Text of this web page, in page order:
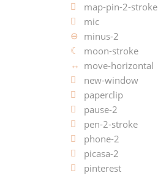
map-pin-2-stroke
mic
minus-2
moon-stroke
move-horizontal
new-window
paperclip
pause-2
pen-2-stroke
phone-2
picasa-2
pinterest